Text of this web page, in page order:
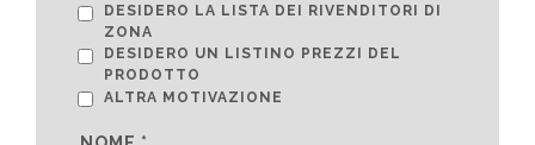
DESIDERO LA LISTA DEI RIVENDITORI DI
ZONA
DESIDERO UN LISTINO PREZZI DEL
PRODOTTO
ALTRA MOTIVAZIONE